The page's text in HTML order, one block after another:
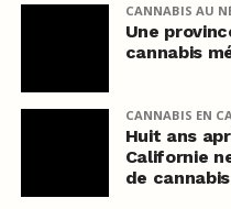
CANNABIS AU
Une
cannabis
CANNABIS EN
Huit ans
Californie
de cannabis